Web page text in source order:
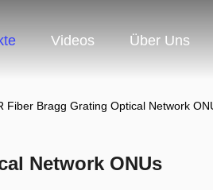
Videos Über Uns
Fiber Bragg Grating Optical Network
Network ONUs